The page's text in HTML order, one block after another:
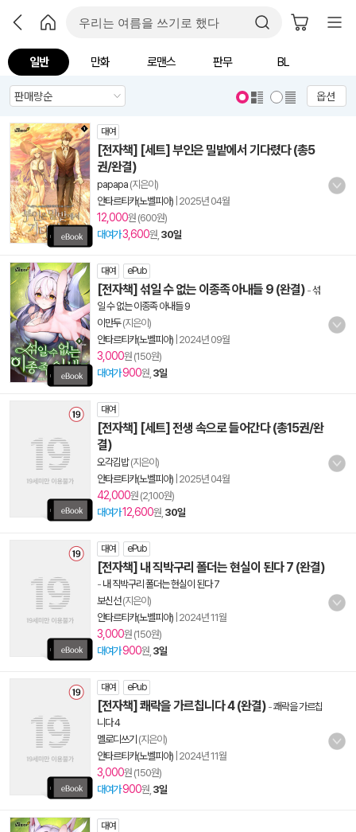
일반 만화 로맨스 판무 BL
옵션
대여
[전자책] [세트] 부인은 밀밭에서 기다렸다 (총5
권/완결)
papapa (지은이)
안타르티카(노벨피아) 2025년 04월
12,000원 (600원)
대여가3,600원, 30일
대여 ePub
[전자책] 섞일 수 없는 이종족 아내들 9 (완결) -섞
일 수 없는 이종족 아내들 9
이만두(지은이)
안타르티카(노벨피아) 2024년 09월
3,000원 (150원)
대여가900원, 3일
대여
[전자책] [세트] 전생 속으로 들어간다 (총15권/완
결)
오각김밥(지은이)
안타르티카(노벨피아) 2025년 04월
42,000원 (2,100원)
대여가12,600원, 30일
대여 ePub
[전자책] 내 직박구리 폴더는 현실이 된다 7 (완결)
- 내 직박구리 폴더는 현실이 된다 7
보신선(지은이)
안타르티카(노벨피아) 2024년 11월
3,000원 (150원)
대여가900원, 3일
대여 ePub
[전자책] 쾌락을 가르칩니다 4 (완결) -쾌락을 가르칩
니다 4
멜로디쓰기 (지은이)
안타르티카(노벨피아) 2024년 11월
3,000원 (150원)
대여가900원, 3일
대여